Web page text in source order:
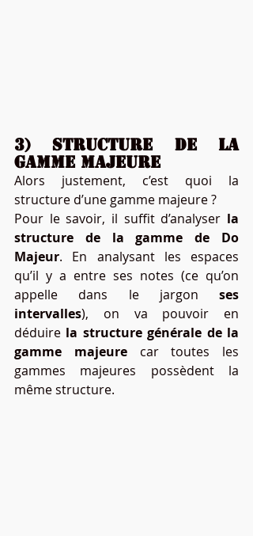
3) Structure de la
gamme majeure
Alors justement, c’est quoi la
structure d’une gamme majeure ?
Pour le savoir, il suffit d’analyser la
structure de la gamme de Do
Majeur. En analysant les espaces
qu’il y a entre ses notes (ce qu’on
appelle dans le jargon ses
intervalles), on va pouvoir en
déduire la structure générale de la
gamme majeure car toutes les
gammes majeures possèdent la
même structure.